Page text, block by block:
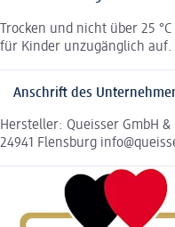
Trocken und nicht über 25
für Kinder unzugänglich auf.
Anschrift des
Hersteller: Queisser GmbH &
24941 Flensburg